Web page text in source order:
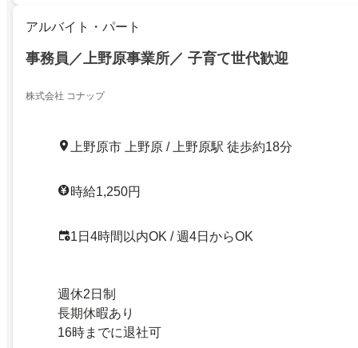
アルバイト・パート
事務員／上野原事業所／ 子育て世代歓迎
株式会社 コナップ
上野原市 上野原 / 上野原駅 徒歩約18分
時給1,250円
1日4時間以内OK / 週4日からOK
週休2日制
長期休暇あり
16時までに退社可